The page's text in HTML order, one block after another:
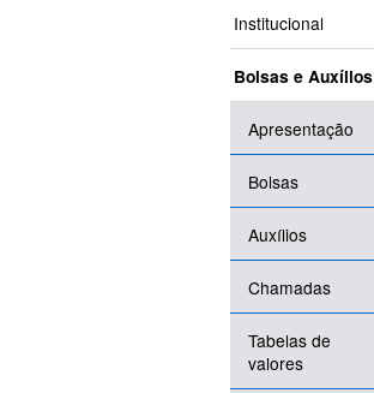
Institucional
Bolsas e Auxílios
Apresentação
Bolsas
Auxílios
Chamadas
Tabelas de
valores